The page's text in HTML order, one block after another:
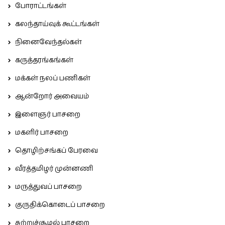
போராட்டங்கள்
கலந்தாய்வுக் கூட்டங்கள்
நினைவேந்தல்கள்
கருத்தரங்கங்கள்
மக்கள் நலப் பணிகள்
ஆன்றோர் அவையம்
இளைஞர் பாசறை
மகளிர் பாசறை
தொழிற்சங்கப் பேரவை
வீரத்தமிழர் முன்னணி
மருத்துவப் பாசறை
குருதிக்கொடைப் பாசறை